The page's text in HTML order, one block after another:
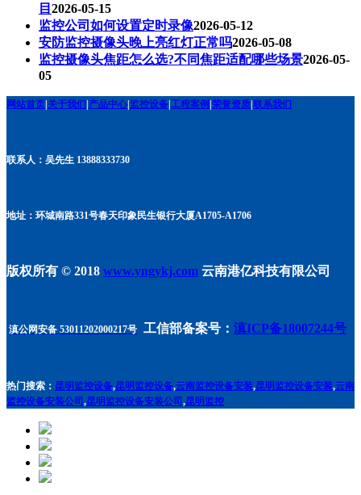
目 2026-05-15
监控公司如何设置定时录像2026-05-12
安防监控摄像头晚上亮红灯正常吗2026-05-08
监控摄像头焦距怎么选?不同焦距适配哪些场景2026-05-
05
网站首页 关于我们 产品中心 监控设备 工程案例 荣誉资质 联系我们
联系人：吴先生 13888333730
地址：环城南路331号春天印象民生银行大厦A1705-A1706
版权所有 © 2018 www.yngykj.com 云南港亿科技有限公司
滇公网安备 53011202000217号 工信部备案号： 滇ICP备18007244号
热门搜索： 昆明监控设备,昆明监控设备,云南监控设备安装,昆明监控设备安装,云南
监控设备安装公司 ,昆明监控设备安装公司 ,昆明监控